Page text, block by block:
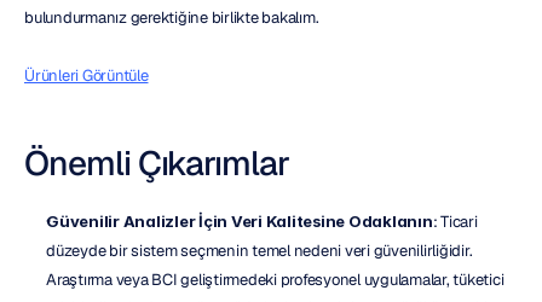
bulundurmanız gerektiğine birlikte bakalım.
Ürünleri Görüntüle
Önemli Çıkarımlar
Güvenilir Analizler İçin Veri Kalitesine Odaklanın: Ticari
düzeyde bir sistem seçmenin temel nedeni veri güvenilirliğidir.
Araştırma veya BCI geliştirmedeki profesyonel uygulamalar, tüketici